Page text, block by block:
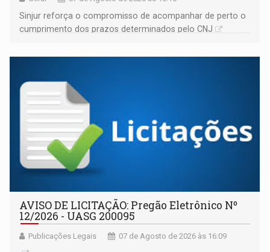
Sinjur reforça o compromisso de acompanhar de perto o
cumprimento dos prazos determinados pelo CNJ
AVISO DE LICITAÇÃO: Pregão Eletrônico Nº
12/2026 - UASG 200095
Publicações Legais 07 de Agosto de 2026 às 16:09